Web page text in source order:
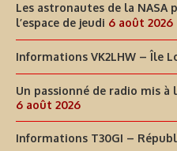
Les astronautes de la NASA
l’espace de jeudi 6 août 2026
Informations VK2LHW – Île
Un passionné de radio mis
6 août 2026
Informations T30GI –